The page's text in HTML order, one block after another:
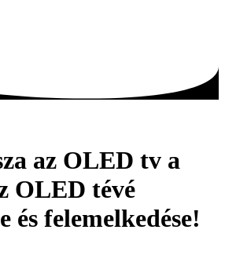
az OLED tv a
OLED tévé
és felemelkedése!